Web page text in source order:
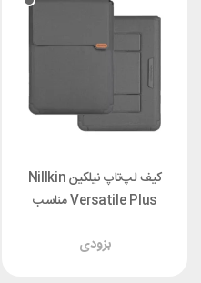
کیف لپ‌تاپ نیلکین Nillkin
Versatile Plus مناسب
بزودی